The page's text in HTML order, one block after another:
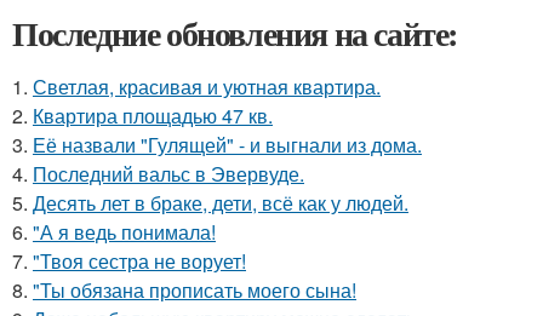
Последние обновления на сайте:
1. Светлая, красивая и уютная квартира.
2. Квартира площадью 47 кв.
3. Её назвали "Гулящей" - и выгнали из дома.
4. Последний вальс в Эвервуде.
5. Десять лет в браке, дети, всё как у людей.
6. "А я ведь понимала!
7. "Твоя сестра не ворует!
8. "Ты обязана прописать моего сына!